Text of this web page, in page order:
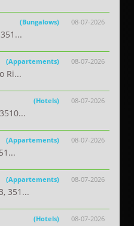
08-07-2026
(Bungalows)
08-07-2026
(Appartements)
Ri...
08-07-2026
(Hotels)
08-07-2026
(Appartements)
08-07-2026
(Appartements)
351...
08-07-2026
(Hotels)